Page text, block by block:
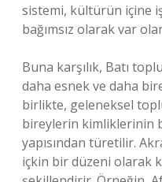
sistemi, kültürün içine
bağımsız olarak var
Buna karşılık, Batı
daha esnek ve daha
birlikte, geleneksel
bireylerin kimliklerinin
yapısından türetilir.
içkin bir düzeni olarak